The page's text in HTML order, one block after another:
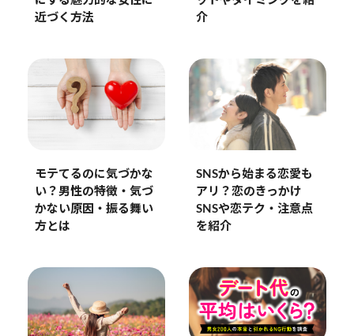
近づく方法
介
モテてるのに気づかな
い？男性の特徴・気づ
かない原因・振る舞い
方とは
SNSから始まる恋愛も
アリ？恋のきっかけ
SNSや恋テク・注意点
を紹介